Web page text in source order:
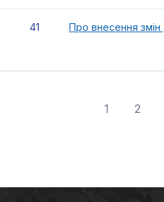
41 Про внесення
1 2